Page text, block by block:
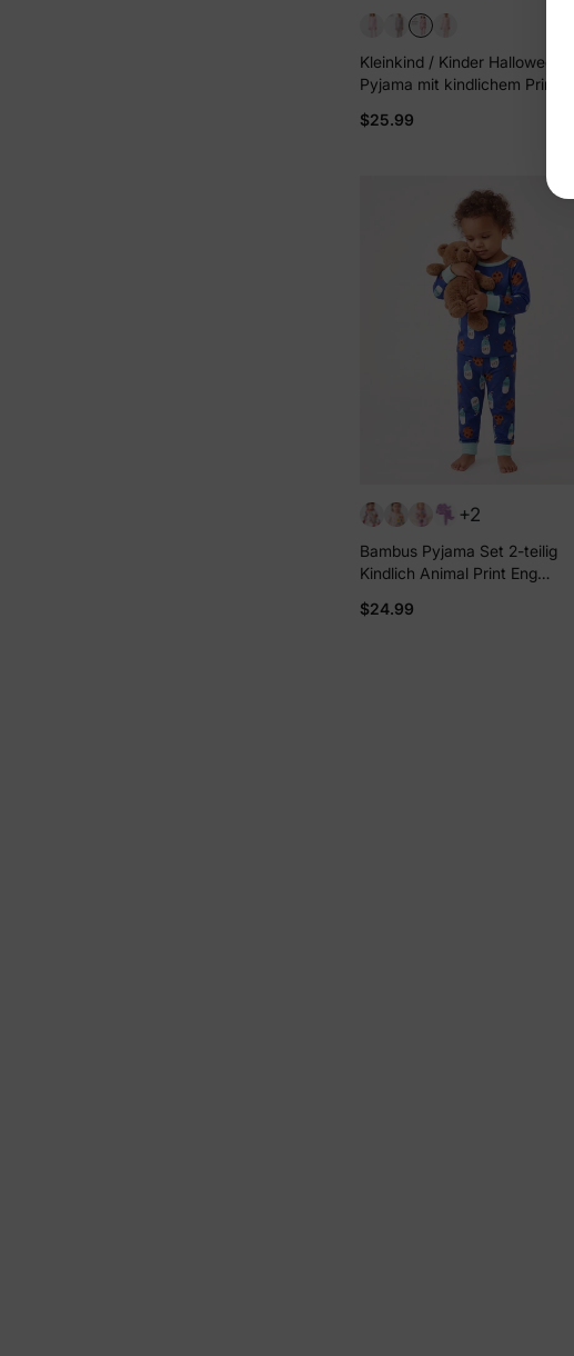
Kleinkind / Kinder Halloween
Pyjama mit kindlichem Print (1-
$25.99
+2
Bambus Pyjama Set 2-teilig
Kindlich Animal Print Eng
Baby/Kleinkind blau
$24.99